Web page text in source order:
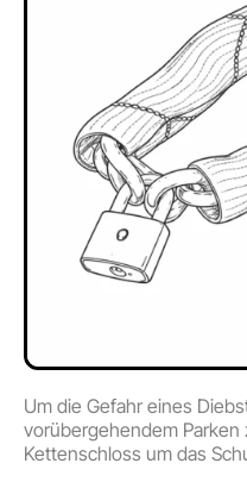
Um die Gefahr eines
vorübergehendem
Kettenschloss um das